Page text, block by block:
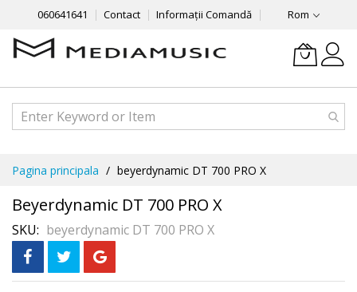
060641641 Contact Informații Comandă Rom
Continut
Pagina principala beyerdynamic DT 700 PRO X
Beyerdynamic DT 700 PRO X
SKU beyerdynamic DT 700 PRO X